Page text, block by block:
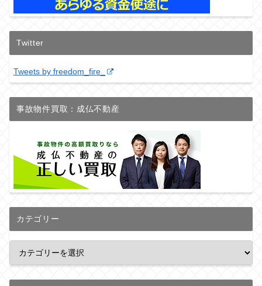
Twitter
Tweets by freedom_fire_
事故物件買取：成仏不動産
カテゴリー